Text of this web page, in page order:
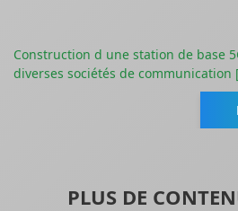
Construction d une station de base
diverses sociétés de communication
PLUS DE